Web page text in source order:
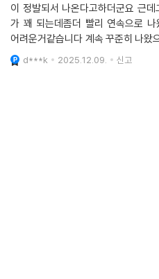
이 정발되서 나온다고하더군요 근
가 꽤 되는데좀더 빨리 연속으로 나
어려운거같습니다 계속 꾸준히 나왔
d***k 2025.12.09. 신고